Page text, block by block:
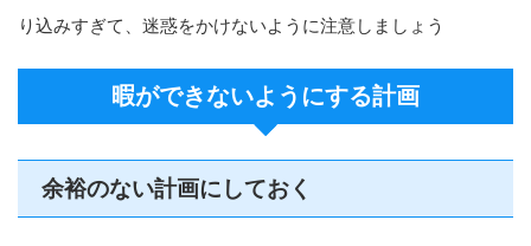
り込みすぎて、迷惑をかけないように注意しましょう
暇ができないようにする計画
余裕のない計画にしておく